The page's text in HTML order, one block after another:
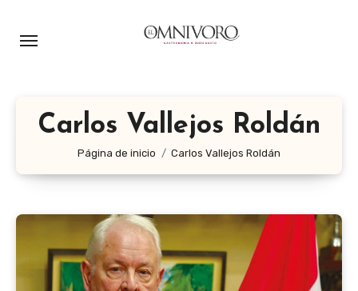
Carlos Vallejos Roldán
Página de inicio Carlos Vallejos Roldán